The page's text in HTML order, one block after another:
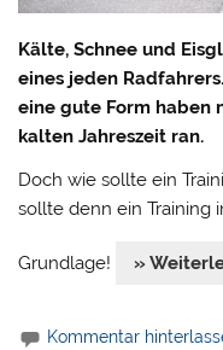
Kälte, Schnee und
eines jeden
eine gute Form haben
kalten Jahreszeit ran.
Doch wie sollte ein
sollte denn ein Training
Grundlage! »
Kommentar